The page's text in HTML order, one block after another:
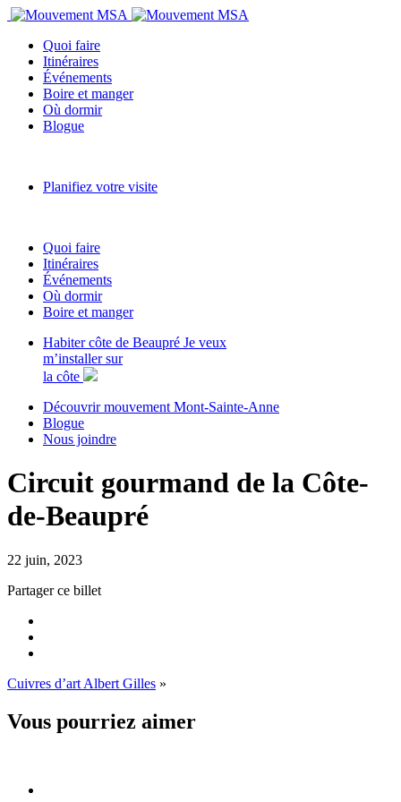
Quoi faire
Itinéraires
Événements
Boire et manger
Où dormir
Blogue
Planifiez votre visite
Quoi faire
Itinéraires
Événements
Où dormir
Boire et manger
Habiter côte de Beaupré Je veux
m’installer sur
la côte
Découvrir mouvement Mont-Sainte-Anne
Blogue
Nous joindre
Circuit gourmand de la Côte-
de-Beaupré
22 juin, 2023
Partager ce billet
Cuivres d’art Albert Gilles »
Vous pourriez aimer